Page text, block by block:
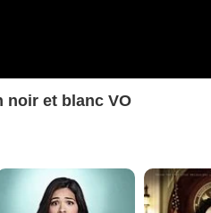
noir et blanc VO